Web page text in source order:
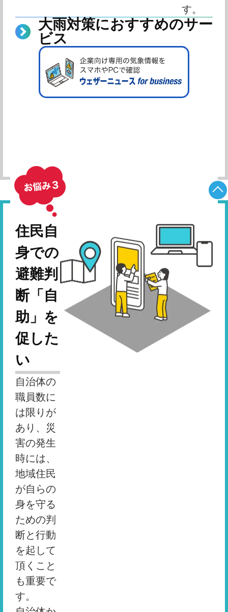
す。
大雨対策におすすめのサー
ビス
住民自
身での
避難判
断「自
助」を
促した
い
自治体の
職員数に
は限りが
あり、災
害の発生
時には、
地域住民
が自らの
身を守る
ための判
断と行動
を起して
頂くこと
も重要で
す。